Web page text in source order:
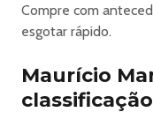
Preparem-se para
." — Maurício Manieri.
digitais e ingressos
shows do Brasil,
Compre com
esgotar rápido.
Maurício